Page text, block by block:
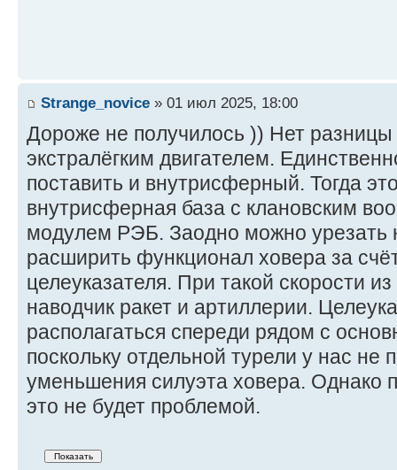
Strange_novice » 01 июл 2025, 18:00
Дороже не получилось )) Нет
экстралёгким двигателем.
поставить и внутрисферный. Тогда
внутрисферная база с клановским
модулем РЭБ. Заодно можно урезать
расширить функционал ховера за
целеуказателя. При такой скорости
наводчик ракет и артиллерии.
располагаться спереди рядом с
поскольку отдельной турели у нас не
уменьшения силуэта ховера. Однако
это не будет проблемой.